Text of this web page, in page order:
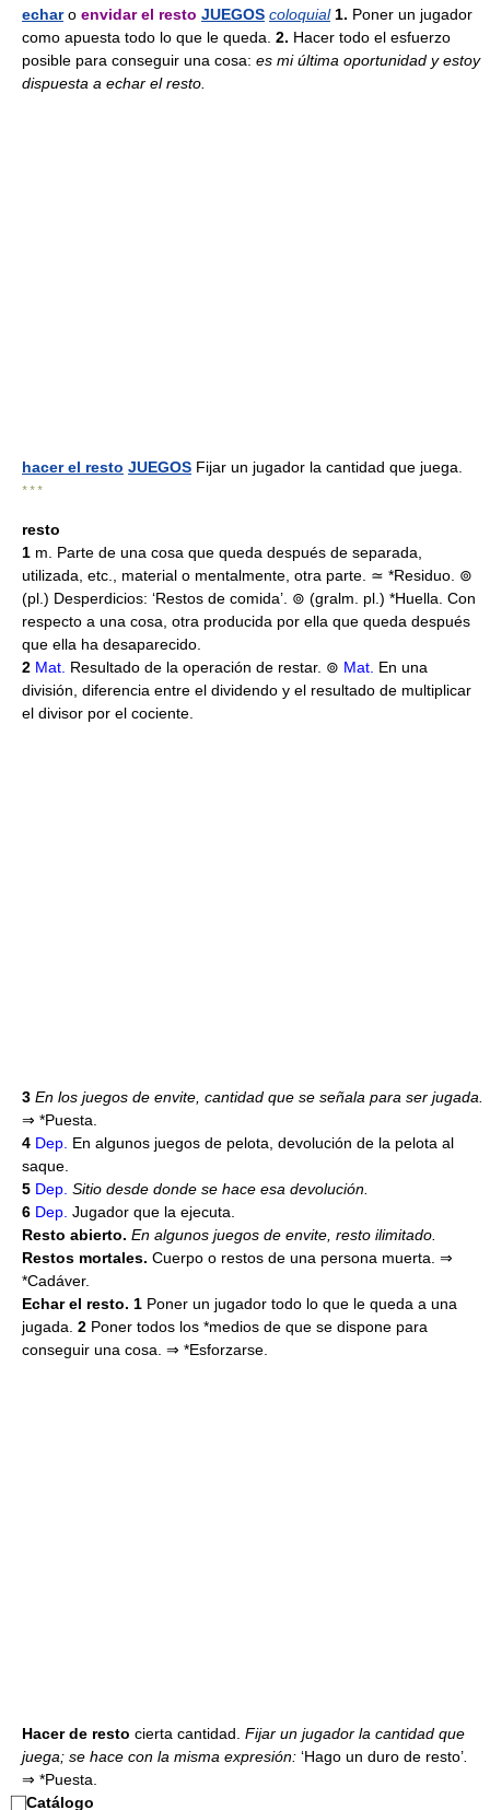
echaro envidar el resto JUEGOS coloquial 1. Poner un jugador
como apuesta todo lo que le queda. 2. Hacer todo el esfuerzo
posible para conseguir una cosa: es mi última oportunidad y estoy
dispuesta a echar el resto.
hacer el resto JUEGOS Fijar un jugador la cantidad que juega.
* * *
resto
1 m. Parte de una cosa que queda después de separada,
utilizada, etc., material o mentalmente, otra parte. ≃ *Residuo. ⊚
(pl.) Desperdicios: ‘Restos de comida’. ⊚ (gralm. pl.) *Huella. Con
respecto a una cosa, otra producida por ella que queda después
que ella ha desaparecido.
2 Mat. Resultado de la operación de restar. ⊚ Mat. En una
división, diferencia entre el dividendo y el resultado de multiplicar
el divisor por el cociente.
3 En los juegos de envite, cantidad que se señala para ser jugada.
⇒ *Puesta.
4 Dep. En algunos juegos de pelota, devolución de la pelota al
saque.
5 Dep. Sitio desde donde se hace esa devolución.
6 Dep. Jugador que la ejecuta.
Resto abierto. En algunos juegos de envite, resto ilimitado.
Restos mortales. Cuerpo o restos de una persona muerta. ⇒
*Cadáver.
Echar el resto. 1 Poner un jugador todo lo que le queda a una
jugada. 2 Poner todos los *medios de que se dispone para
conseguir una cosa. ⇒ *Esforzarse.
Hacer de resto cierta cantidad. Fijar un jugador la cantidad que
juega; se hace con la misma expresión: ‘Hago un duro de resto’
⇒ *Puesta.
⃞Catálogo